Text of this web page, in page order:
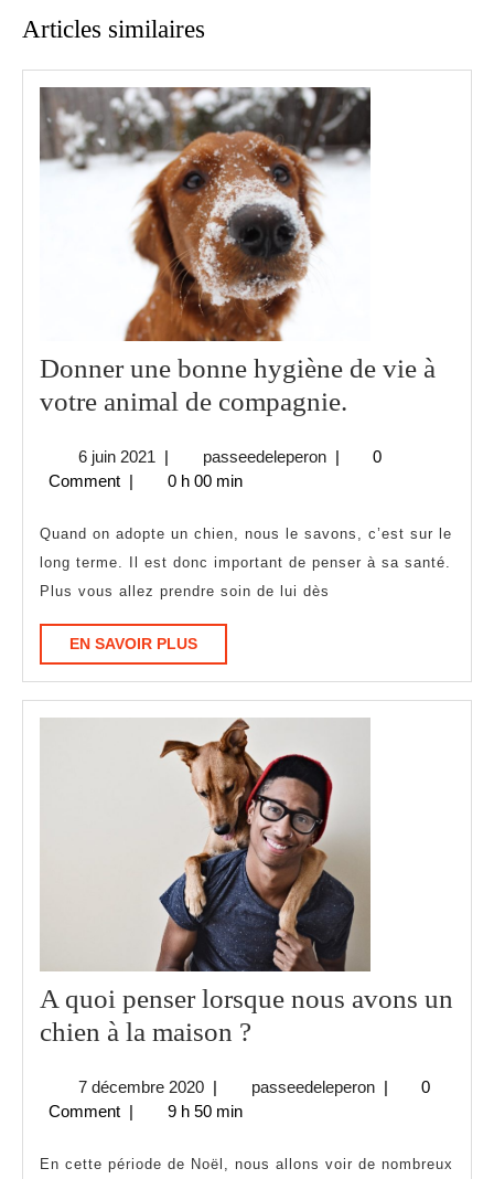
Articles similaires
Donner une bonne hygiène de vie à
votre animal de compagnie.
bonne
de
vie
de
6 juin 2021
juin
| passeedeleperonpasseedeleperon
|
0
Comment | 0 h 00 min
Quand on adopte un chien, nous le savons, c’est sur le
long terme. Il est donc important de penser à sa santé.
Plus vous allez prendre soin de lui dès
EN SAVOIR PLUSEN
SAVOIR
A quoi penser lorsque nous avons un
chien à la maison ?
penser
nous
7 décembre 20207
décembre
| passeedeleperon |
0
Comment | 9 h 50 min
En cette période de Noël, nous allons voir de nombreux